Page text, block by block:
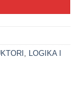
LOGIKA I